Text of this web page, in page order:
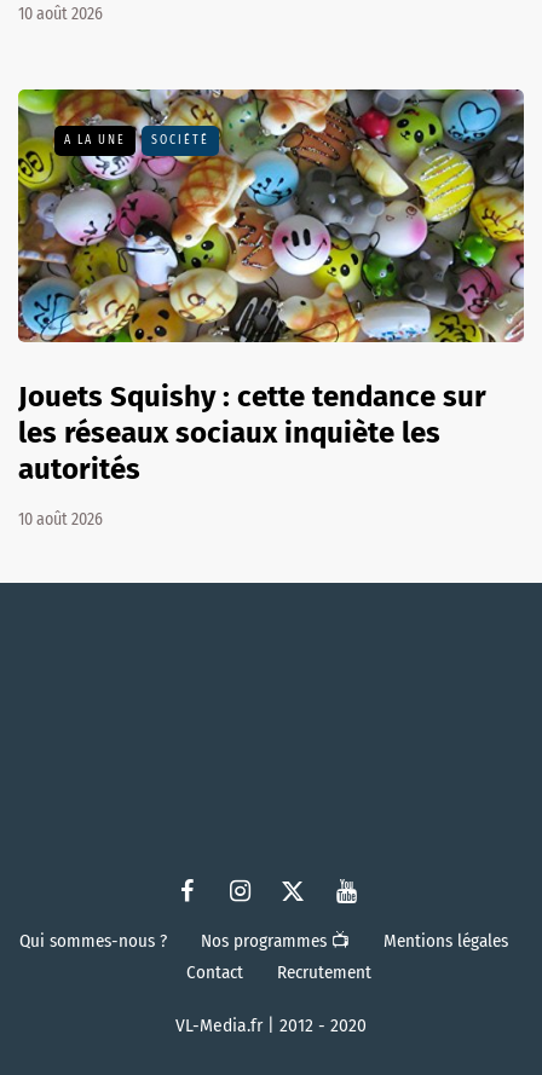
10 août 2026
A LA UNE SOCIÉTÉ
Jouets Squishy : cette tendance sur
les réseaux sociaux inquiète les
autorités
10 août 2026
Qui sommes-nous ? Nos programmes 📺
Mentions légales
Contact
Recrutement
VL-Media.fr | 2012 - 2020